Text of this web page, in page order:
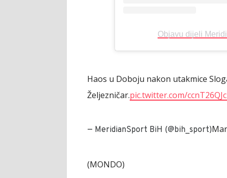
Objavu dijeli
Haos u Doboju nakon utakmice
Željezničar.pic.twitter.com/
— MeridianSport BiH (@bih_sport)
(MONDO)